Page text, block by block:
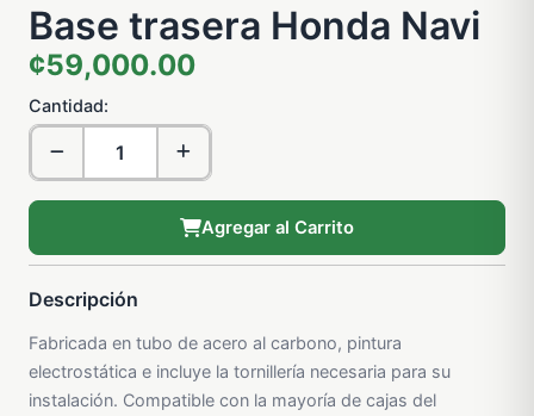
Base trasera Honda Navi
¢59,000.00
Cantidad:
Agregar al Carrito
Descripción
Fabricada en tubo de acero al carbono, pintura
electrostática e incluye la tornillería necesaria para su
instalación. Compatible con la mayoría de cajas del